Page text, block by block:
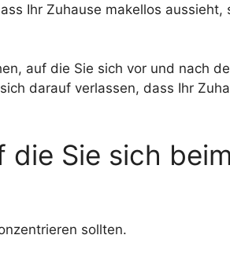
Ihr Zuhause makellos aussieht,
auf die Sie sich vor und nach
darauf verlassen, dass Ihr
Sie sich
sollten.